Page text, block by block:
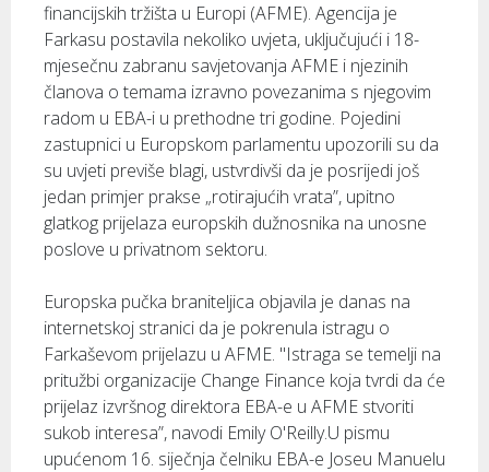
financijskih tržišta u Europi (AFME). Agencija je
Farkasu postavila nekoliko uvjeta, uključujući i 18-
mjesečnu zabranu savjetovanja AFME i njezinih
članova o temama izravno povezanima s njegovim
radom u EBA-i u prethodne tri godine. Pojedini
zastupnici u Europskom parlamentu upozorili su da
su uvjeti previše blagi, ustvrdivši da je posrijedi još
jedan primjer prakse „rotirajućih vrata”, upitno
glatkog prijelaza europskih dužnosnika na unosne
poslove u privatnom sektoru.
Europska pučka braniteljica objavila je danas na
internetskoj stranici da je pokrenula istragu o
Farkaševom prijelazu u AFME. "Istraga se temelji na
pritužbi organizacije Change Finance koja tvrdi da će
prijelaz izvršnog direktora EBA-e u AFME stvoriti
sukob interesa”, navodi Emily O'Reilly.U pismu
upućenom 16. siječnja čelniku EBA-e Joseu Manuelu